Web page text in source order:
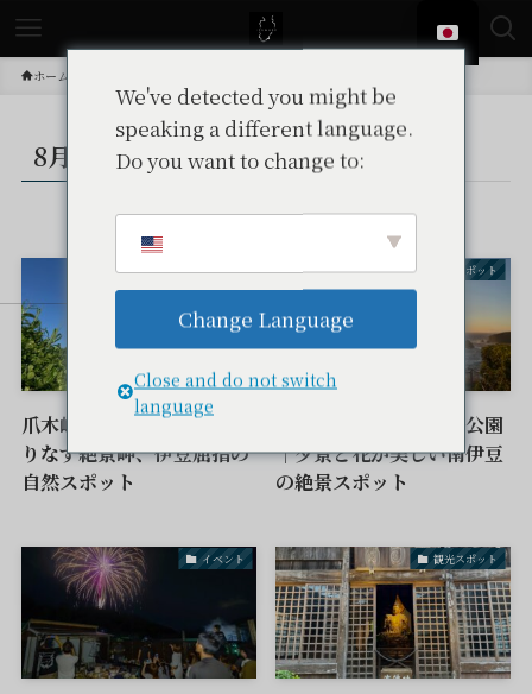
ホーム
8月 – tax –
観光スポット
爪木崎｜水仙と青い海が織
りなす絶景岬、伊豆屈指の
自然スポット
観光スポット
あいあい岬・ユウスゲ公園
｜夕景と花が美しい南伊豆
の絶景スポット
イベント 観光スポット
We've detected you might be
speaking a different language.
Do you want to change to:
Change Language
Close and do not switch
language